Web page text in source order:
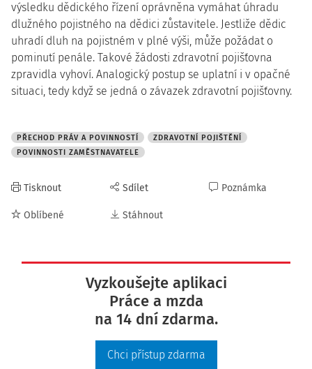
výsledku dědického řízení oprávněna vymáhat úhradu
dlužného pojistného na dědici zůstavitele. Jestliže dědic
uhradí dluh na pojistném v plné výši, může požádat o
pominutí penále. Takové žádosti zdravotní pojišťovna
zpravidla vyhoví. Analogický postup se uplatní i v opačné
situaci, tedy když se jedná o závazek zdravotní pojišťovny.
PŘECHOD PRÁV A POVINNOSTÍ
ZDRAVOTNÍ POJIŠTĚNÍ
POVINNOSTI ZAMĚSTNAVATELE
Tisknout
Oblíbené
Sdílet
Stáhnout
Poznámka
Vyzkoušejte aplikaci
Práce a mzda
na 14 dní zdarma.
Chci přístup zdarma